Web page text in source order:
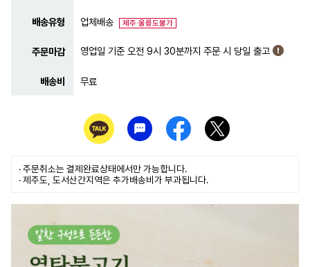
배송유형 업체배송 제주·울릉도불가
주문마감 영업일 기준 오전 9시 30분까지 주문 시 당일 출고
배송비 무료
· 주문취소는 결제완료상태에서만 가능합니다.
· 제주도, 도서산간지역은 추가배송비가 부과됩니다.